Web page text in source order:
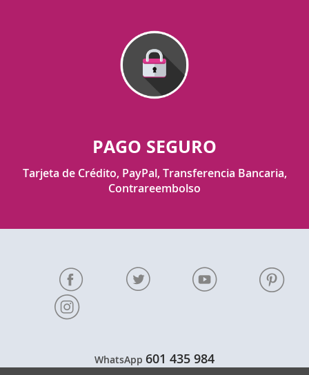
PAGO SEGURO
Tarjeta de Crédito, PayPal, Transferencia Bancaria,
Contrareembolso
WhatsApp 601 435 984